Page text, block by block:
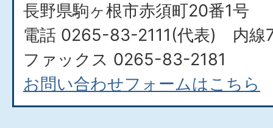
長野県駒ヶ根市赤須町20番1号
電話 0265-83-2111(代表) 内線
ファックス 0265-83-2181
お問い合わせフォームはこちら